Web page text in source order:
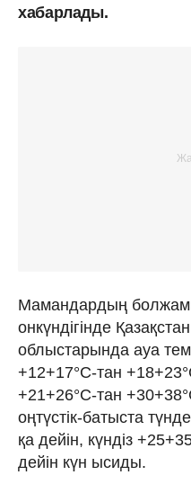
хабарлады.
Мамандардың
онкүндігінде
облыстарында ауа
+12+17°С-тан
+21+26°С-тан
оңтүстік-батыста
қа дейін, күндіз
дейін күн ысиды.